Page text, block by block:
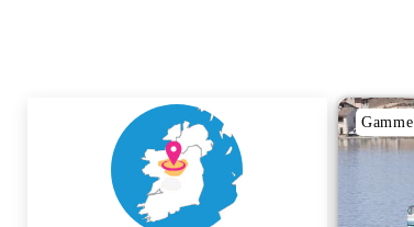
Gamme